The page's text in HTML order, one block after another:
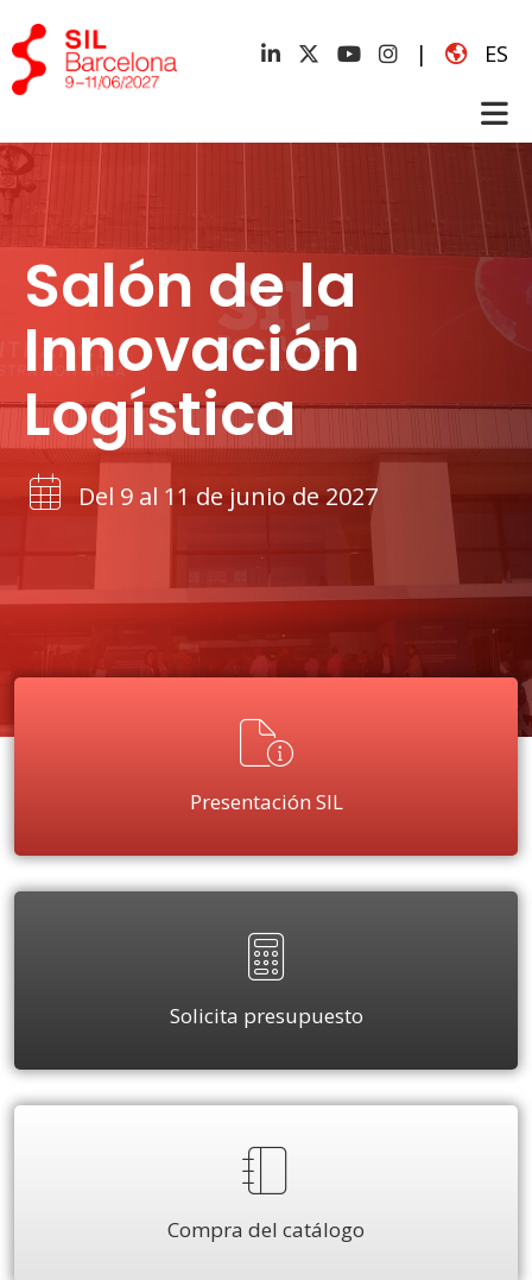
| ES
Salón de la
Innovación
Logística
Del 9 al 11 de junio de 2027
Presentación SIL
Solicita presupuesto
Compra del catálogo